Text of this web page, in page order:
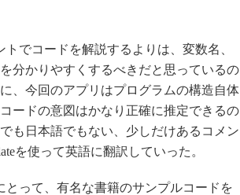
でコードを解説するよりは、変数名、
分かりやすくするべきだと思っているの
、今回のアプリはプログラムの構造自体
ードの意図はかなり正確に推定できるの
も日本語でもない、少しだけあるコメン
を使って英語に翻訳していった。
って、有名な書籍のサンプルコードを